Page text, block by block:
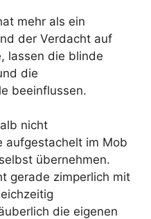
mehr als ein
der Verdacht auf
lassen die blinde
die
beeinflussen.
nicht
aufgestachelt im Mob
übernehmen.
gerade zimperlich mit
die eigenen